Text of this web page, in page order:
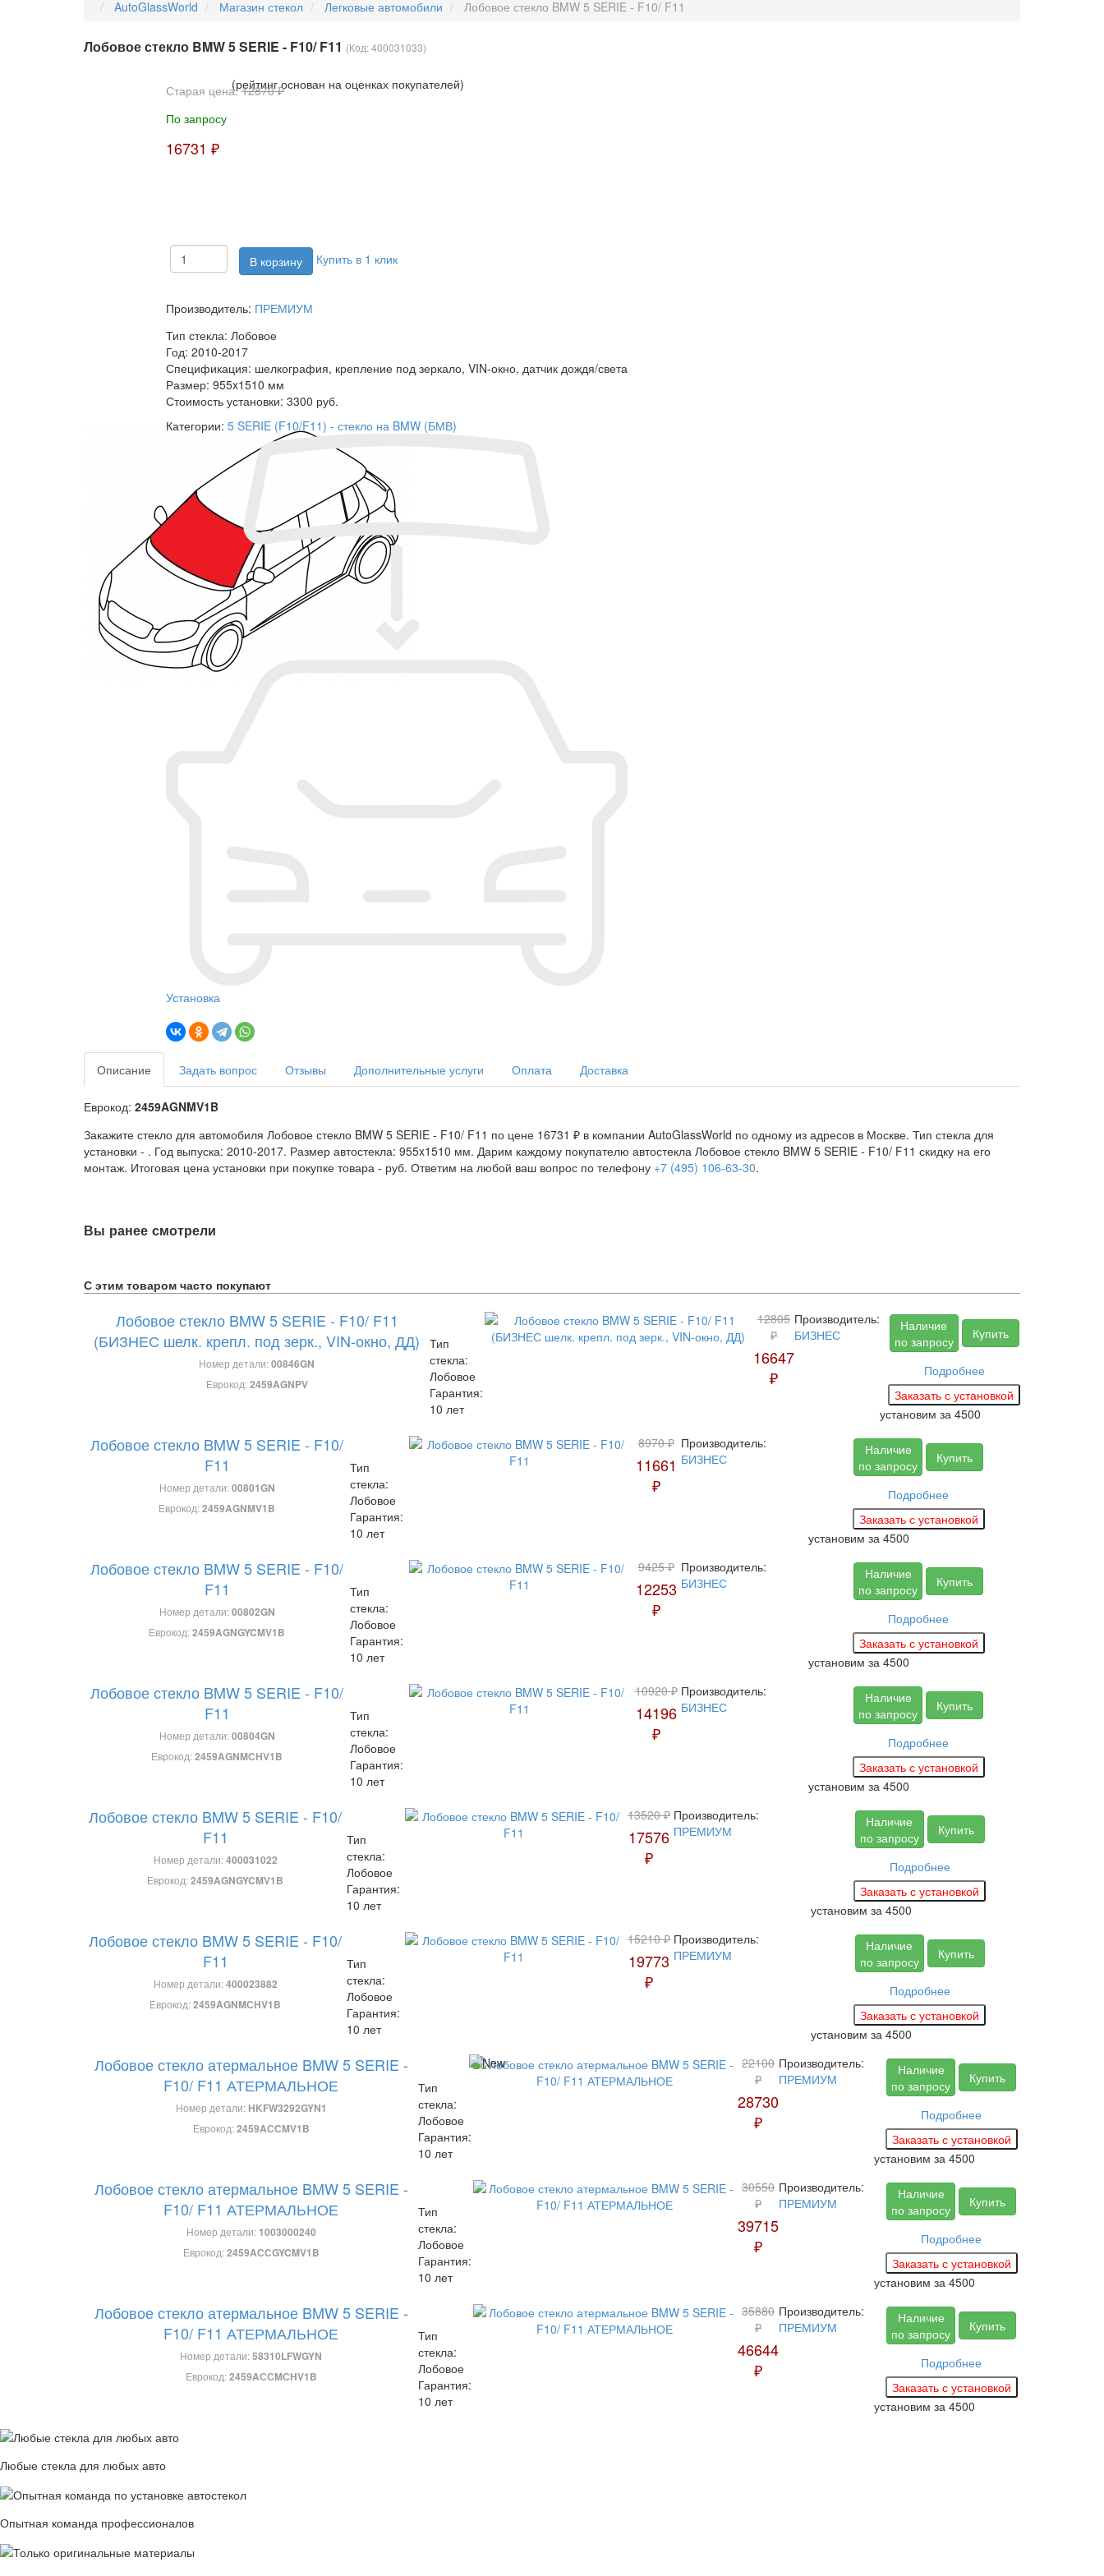
AutoGlassWorld Магазин стекол Легковые автомобили Лобовое стекло BMW 5 SERIE - F10/ F11
Лобовое стекло BMW 5 SERIE - F10/ F11 (Код:400031033)
(рейтинг основан на оценках покупателей)
Старая цена:12870 ₽
По запросу
16731 ₽
Купить в 1 клик
Производитель: ПРЕМИУМ
Тип стекла: Лобовое
Год: 2010-2017
Спецификация: шелкография, крепление под зеркало, VIN-окно, датчик дождя/света
Размер: 955x1510 мм
Стоимость установки: 3300 руб.
Категории: 5 SERIE (F10/F11) - стекло на BMW (БМВ)
Установка
Описание Задать вопрос Отзывы Дополнительные услуги Оплата Доставка
Еврокод: 2459AGNMV1B
Закажите стекло для автомобиля Лобовое стекло BMW 5 SERIE - F10/ F11 по цене 16731 ₽ в компании AutoGlassWorld по одному из адресов в Москве. Тип стекла для
установки - . Год выпуска: 2010-2017. Размер автостекла: 955x1510 мм. Дарим каждому покупателю автостекла Лобовое стекло BMW 5 SERIE - F10/ F11 скидку на его
монтаж. Итоговая цена установки при покупке товара - руб. Ответим на любой ваш вопрос по телефону +7 (495) 106-63-30.
Вы ранее смотрели
С этим товаром часто покупают
Лобовое стекло BMW 5 SERIE - F10/ F11
(БИЗНЕС шелк. крепл. под зерк., VIN-окно, ДД)
Номер детали:00846GN
Еврокод:2459AGNPV
Тип
стекла:
Лобовое
Гарантия:
10 лет
12805
₽
16647
₽
Производитель:
БИЗНЕС
Наличие
по запросу
Купить
Подробнее
установим за 4500
Лобовое стекло BMW 5 SERIE - F10/
F11
Номер детали:00801GN
Еврокод:2459AGNMV1B
Тип
стекла:
Лобовое
Гарантия:
10 лет
8970 ₽
11661
₽
Производитель:
БИЗНЕС
Наличие
по запросу
Купить
Подробнее
установим за 4500
Лобовое стекло BMW 5 SERIE - F10/
F11
Номер детали:00802GN
Еврокод:2459AGNGYCMV1B
Тип
стекла:
Лобовое
Гарантия:
10 лет
9425 ₽
12253
₽
Производитель:
БИЗНЕС
Наличие
по запросу
Купить
Подробнее
установим за 4500
Лобовое стекло BMW 5 SERIE - F10/
F11
Номер детали:00804GN
Еврокод:2459AGNMСHV1B
Тип
стекла:
Лобовое
Гарантия:
10 лет
10920 ₽
14196
₽
Производитель:
БИЗНЕС
Наличие
по запросу
Купить
Подробнее
установим за 4500
Лобовое стекло BMW 5 SERIE - F10/
F11
Номер детали:400031022
Еврокод:2459AGNGYCMV1B
Тип
стекла:
Лобовое
Гарантия:
10 лет
13520 ₽
17576
₽
Производитель:
ПРЕМИУМ
Наличие
по запросу
Купить
Подробнее
установим за 4500
Лобовое стекло BMW 5 SERIE - F10/
F11
Номер детали:400023882
Еврокод:2459AGNMСHV1B
Тип
стекла:
Лобовое
Гарантия:
10 лет
15210 ₽
19773
₽
Производитель:
ПРЕМИУМ
Наличие
по запросу
Купить
Подробнее
установим за 4500
Лобовое стекло атермальное BMW 5 SERIE -
F10/ F11 АТЕРМАЛЬНОЕ
Номер детали: HKFW3292GYN1
Еврокод:2459AССMV1B
Тип
стекла:
Лобовое
Гарантия:
10 лет
22100
₽
28730
₽
Производитель:
ПРЕМИУМ
Наличие
по запросу
Купить
Подробнее
установим за 4500
Лобовое стекло атермальное BMW 5 SERIE -
F10/ F11 АТЕРМАЛЬНОЕ
Номер детали: 1003000240
Еврокод:2459AССGYCMV1B
Тип
стекла:
Лобовое
Гарантия:
10 лет
30550
₽
39715
₽
Производитель:
ПРЕМИУМ
Наличие
по запросу
Купить
Подробнее
установим за 4500
Лобовое стекло атермальное BMW 5 SERIE -
F10/ F11 АТЕРМАЛЬНОЕ
Номер детали:58310LFWGYN
Еврокод:2459AССMСHV1B
Тип
стекла:
Лобовое
Гарантия:
10 лет
35880
₽
46644
₽
Производитель:
ПРЕМИУМ
Наличие
по запросу
Купить
Подробнее
установим за 4500
Любые стекла для любых авто
Опытная команда профессионалов